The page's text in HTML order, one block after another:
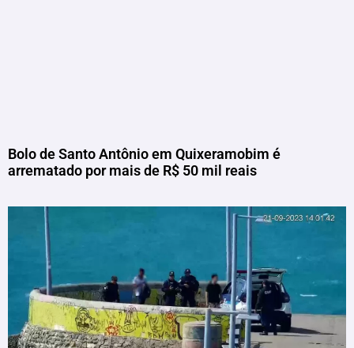
Bolo de Santo Antônio em Quixeramobim é
arrematado por mais de R$ 50 mil reais